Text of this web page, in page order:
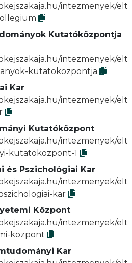
intezmenyek/elt
Kutatóközpontja
intezmenyek/elt
kutatokozpontja
Kar
intezmenyek/elt
Kutatóközpont
intezmenyek/elt
kutatokozpont-1
és Pszichológiai Kar
intezmenyek/elt
kar
Központ
intezmenyek/elt
kozpont
Kar